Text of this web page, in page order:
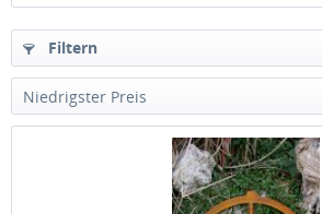
Filtern